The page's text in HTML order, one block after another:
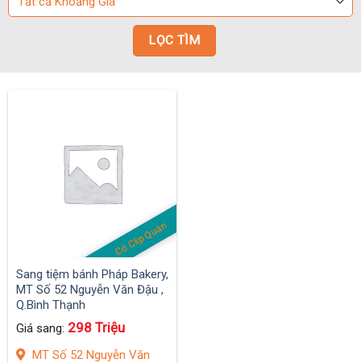
Có Clip Quán
Sang tiệm bánh Pháp Bakery,
MT Số 52 Nguyễn Văn Đậu ,
Q.Bình Thạnh
Giá sang: 298 Triệu
MT Số 52 Nguyễn Văn